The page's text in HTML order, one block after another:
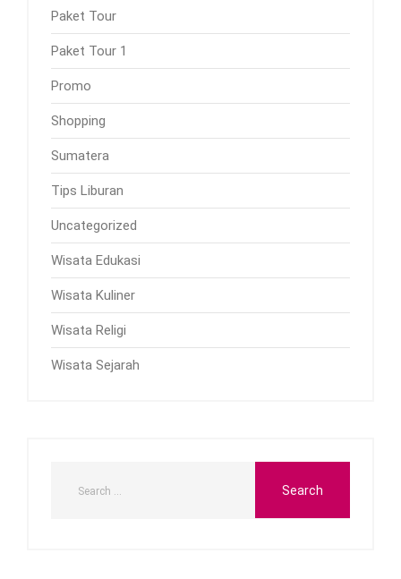
Paket Tour
Paket Tour 1
Promo
Shopping
Sumatera
Tips Liburan
Uncategorized
Wisata Edukasi
Wisata Kuliner
Wisata Religi
Wisata Sejarah